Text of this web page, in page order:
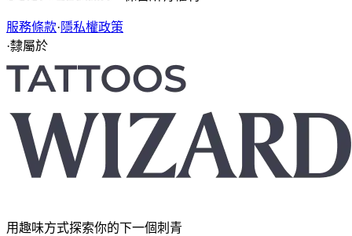
服務條款·隱私權政策
·隸屬於
用趣味方式探索你的下一個刺青